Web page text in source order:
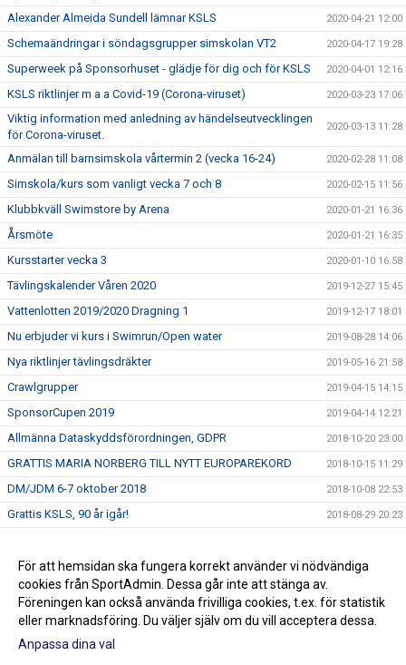
Alexander Almeida Sundell lämnar KSLS 2020-04-21 12:00
Schemaändringar i söndagsgrupper simskolan VT2 2020-04-17 19:28
Superweek på Sponsorhuset - glädje för dig och för KSLS 2020-04-01 12:16
KSLS riktlinjer m a a Covid-19 (Corona-viruset) 2020-03-23 17:06
Viktig information med anledning av händelseutvecklingen
för Corona-viruset.
2020-03-13 11:28
Anmälan till barnsimskola vårtermin 2 (vecka 16-24) 2020-02-28 11:08
Simskola/kurs som vanligt vecka 7 och 8 2020-02-15 11:56
Klubbkväll Swimstore by Arena 2020-01-21 16:36
Årsmöte 2020-01-21 16:35
Kursstarter vecka 3 2020-01-10 16:58
Tävlingskalender Våren 2020 2019-12-27 15:45
Vattenlotten 2019/2020 Dragning 1 2019-12-17 18:01
Nu erbjuder vi kurs i Swimrun/Open water 2019-08-28 14:06
Nya riktlinjer tävlingsdräkter 2019-05-16 21:58
Crawlgrupper 2019-04-15 14:15
SponsorCupen 2019 2019-04-14 12:21
Allmänna Dataskyddsförordningen, GDPR 2018-10-20 23:00
GRATTIS MARIA NORBERG TILL NYTT EUROPAREKORD 2018-10-15 11:29
DM/JDM 6-7 oktober 2018 2018-10-08 22:53
Grattis KSLS, 90 år igår! 2018-08-29 20:23
Två nya val i menyn till vänster! 2016-09-06 14:13
2016-07-27 13:49
För att hemsidan ska fungera korrekt använder vi nödvändiga
cookies från SportAdmin. Dessa går inte att stänga av.
Föreningen kan också använda frivilliga cookies, t.ex. för statistik
eller marknadsföring. Du väljer själv om du vill acceptera dessa.
Anpassa dina val